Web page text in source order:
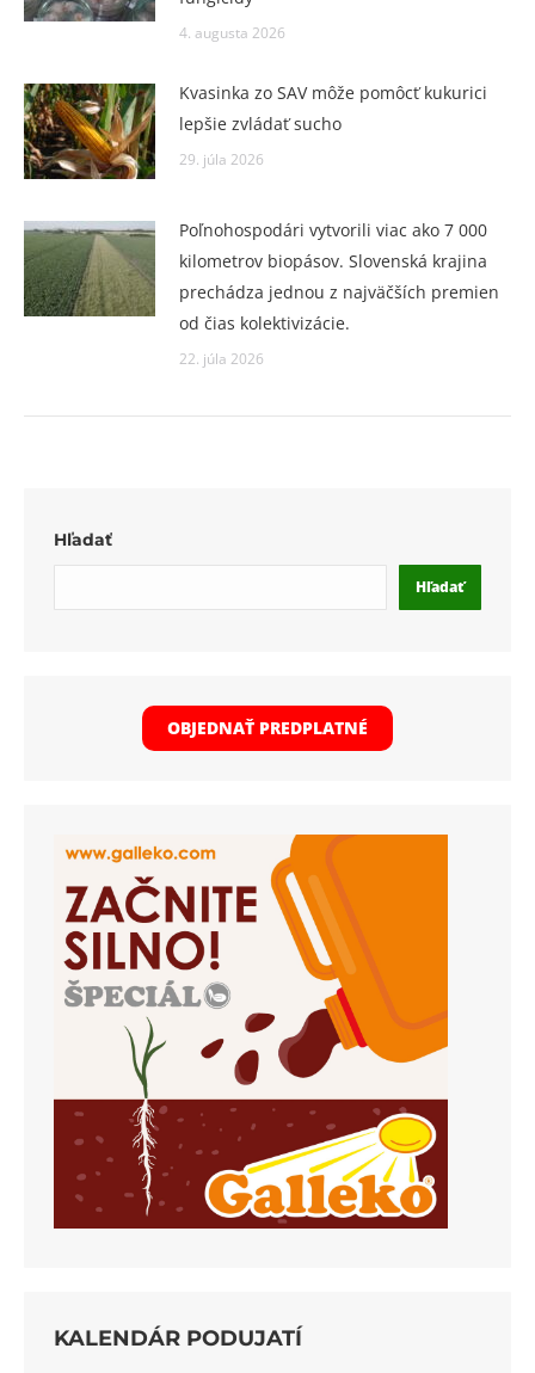
4. augusta 2026
Kvasinka zo SAV môže pomôcť kukurici
lepšie zvládať sucho
29. júla 2026
Poľnohospodári vytvorili viac ako 7 000
kilometrov biopásov. Slovenská krajina
prechádza jednou z najväčších premien
od čias kolektivizácie.
22. júla 2026
Hľadať
Hľadať
OBJEDNAŤ PREDPLATNÉ
KALENDÁR PODUJATÍ